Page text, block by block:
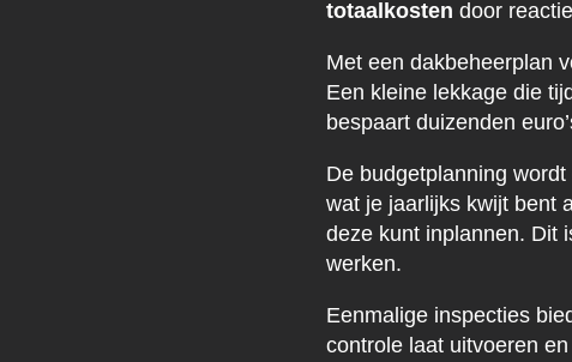
totaalkosten door
Met een dakbeheerplan
Een kleine lekkage die
bespaart duizenden
De budgetplanning
wat je jaarlijks kwijt bent
deze kunt inplannen. Dit
werken.
Eenmalige inspecties
controle laat uitvoeren